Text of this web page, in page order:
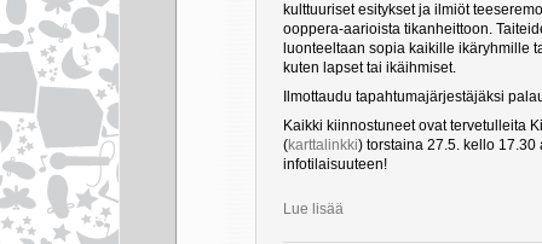
kulttuuriset esitykset ja ilmiöt
ooppera-aarioista tikanheittoon.
luonteeltaan sopia kaikille ikäryhmille
kuten lapset tai ikäihmiset.
Ilmottaudu tapahtumajärjestäjäksi
Kaikki kiinnostuneet ovat tervetulleita
(karttalinkki) torstaina 27.5. kello
infotilaisuuteen!
Lue lisää